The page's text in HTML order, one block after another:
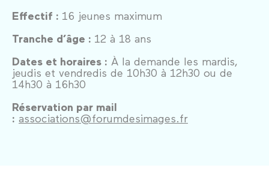
Effectif : 16 jeunes maximum
Tranche d’âge : 12 à 18 ans
Dates et horaires : À la demande les mardis,
jeudis et vendredis de 10h30 à 12h30 ou de
14h30 à 16h30
Réservation par mail
: associations@forumdesimages.fr